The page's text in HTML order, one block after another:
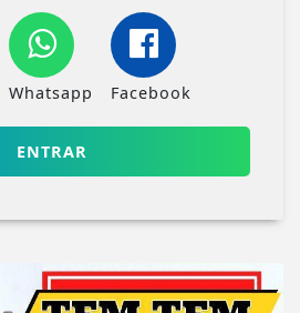
Whatsapp Facebook
ENTRAR